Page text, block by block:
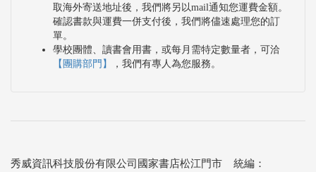
取海外寄送地址後，我們將另以mail通知您運費金額。
確認書款與運費一併支付後，我們將儘速處理您的訂
單。
學校團體、讀書會用書，或每月需特定數量者，可洽
【團購部門】
，我們有專人為您服務。
秀威資訊科技股份有限公司國家書店松江門市 統編：